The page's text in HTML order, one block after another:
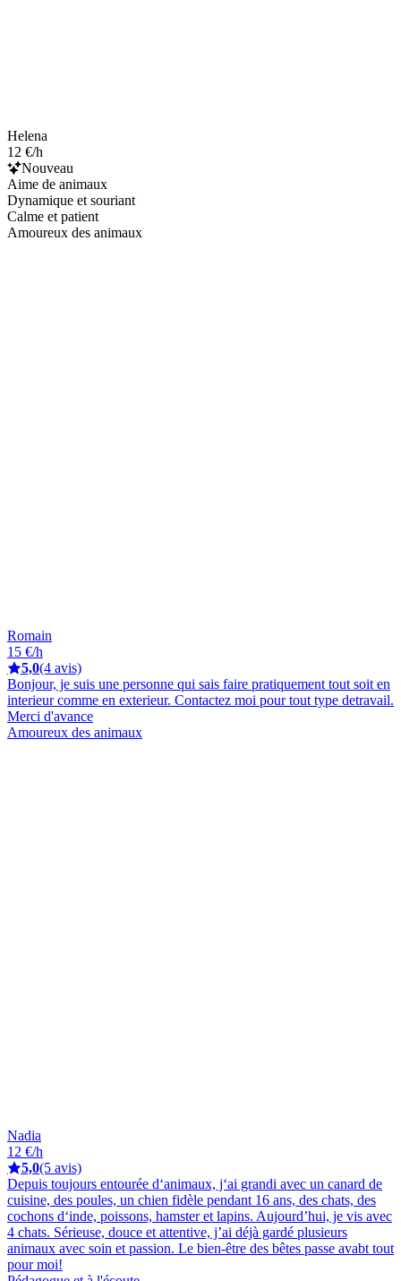
Helena
12 €/h
Nouveau
Aime de animaux
Dynamique et souriant
Calme et patient
Amoureux des animaux
Romain
15 €/h
5,0(4 avis)
Bonjour, je suis une personne qui sais faire pratiquement tout soit en
interieur comme en exterieur. Contactez moi pour tout type detravail.
Merci d'avance
Amoureux des animaux
Nadia
12 €/h
5,0(5 avis)
Depuis toujours entourée d‘animaux, j‘ai grandi avec un canard de
cuisine, des poules, un chien fidèle pendant 16 ans, des chats, des
cochons d‘inde, poissons, hamster et lapins. Aujourd’hui, je vis avec
4 chats. Sérieuse, douce et attentive, j’ai déjà gardé plusieurs
animaux avec soin et passion. Le bien-être des bêtes passe avabt tout
pour moi!